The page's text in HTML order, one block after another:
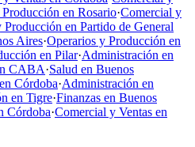
en Rosario·Comercial y
Producción en Partido de General
Aires·Operarios y Producción en
en Pilar·Administración en
CABA·Salud en Buenos
Córdoba·Administración en
en Tigre·Finanzas en Buenos
Córdoba·Comercial y Ventas en